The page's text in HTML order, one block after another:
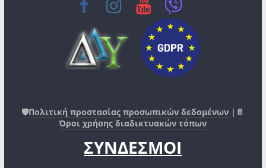
🛡️Πολιτική προστασίας προσωπικών δεδομένων |📄
Όροι χρήσης διαδικτυακών τόπων
ΣΥΝΔΕΣΜΟΙ